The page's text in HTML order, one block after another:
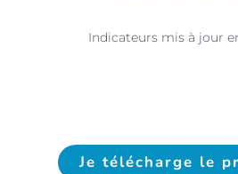
Indicateurs mis à jour
Je télécharge le